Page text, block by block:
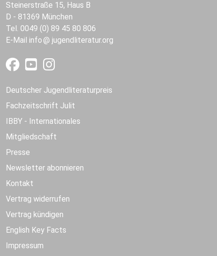
Steinerstraße 15, Haus B
D - 81369 München
Tel. 0049 (0) 89 45 80 806
E-Mail info jugendliteratur.org
Deutscher Jugendliteraturpreis
Fachzeitschrift Julit
IBBY - Internationales
Mitgliedschaft
Presse
Newsletter abonnieren
Kontakt
Vertrag widerrufen
Vertrag kündigen
English Key Facts
Impressum